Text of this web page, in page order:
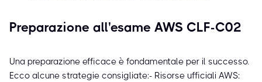
Preparazione all'esame AWS CLF-C02
Una preparazione efficace è fondamentale per il successo.
Ecco alcune strategie consigliate:- Risorse ufficiali AWS: